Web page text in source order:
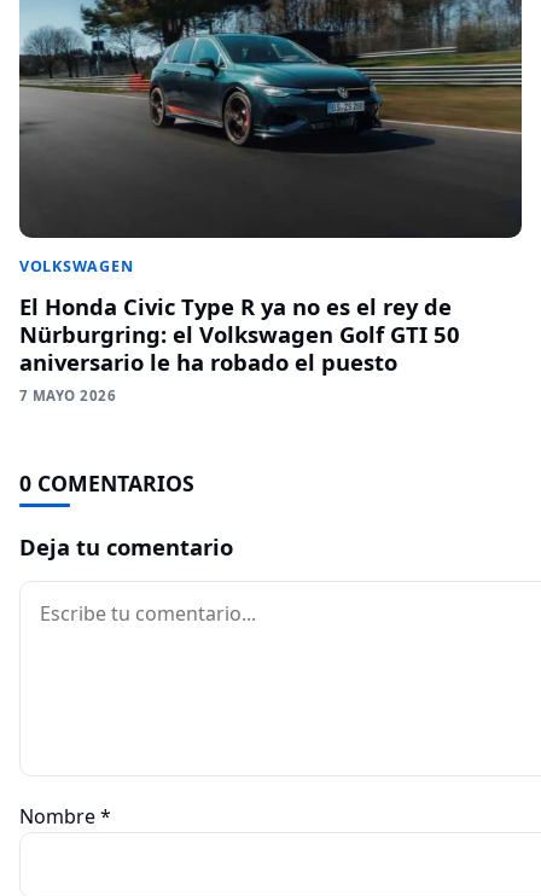
VOLKSWAGEN
El Honda Civic Type R ya no es el rey de
Nürburgring: el Volkswagen Golf GTI 50
aniversario le ha robado el puesto
7 MAYO 2026
0 COMENTARIOS
Deja tu comentario
Comentario
Nombre*